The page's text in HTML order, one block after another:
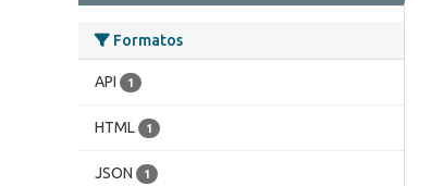
Formatos
API 1
HTML 1
JSON 1